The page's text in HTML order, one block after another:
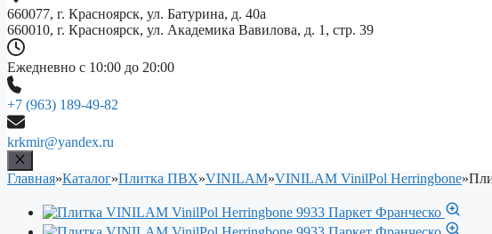
660077, г. Красноярск, ул. Батурина, д. 40а
660010, г. Красноярск, ул. Академика Вавилова, д. 1, стр. 39
Ежедневно с 10:00 до 20:00
+7 (963) 189-49-82
krkmir@yandex.ru
Главная»Каталог»Плитка ПВХ»VINILAM»VINILAM VinilPol Herringbone»